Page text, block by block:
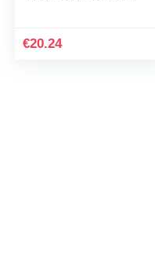
€20.24